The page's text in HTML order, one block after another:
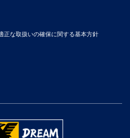
正な取扱いの確保に関する基本方針